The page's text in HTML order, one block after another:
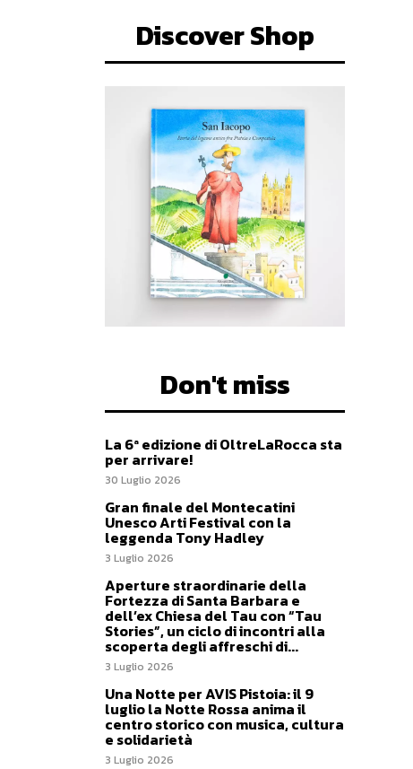
Discover Shop
Don't miss
La 6ª edizione di OltreLaRocca sta
per arrivare!
30 Luglio 2026
Gran finale del Montecatini
Unesco Arti Festival con la
leggenda Tony Hadley
3 Luglio 2026
Aperture straordinarie della
Fortezza di Santa Barbara e
dell’ex Chiesa del Tau con “Tau
Stories”, un ciclo di incontri alla
scoperta degli affreschi di...
3 Luglio 2026
Una Notte per AVIS Pistoia: il 9
luglio la Notte Rossa anima il
centro storico con musica, cultura
e solidarietà
3 Luglio 2026